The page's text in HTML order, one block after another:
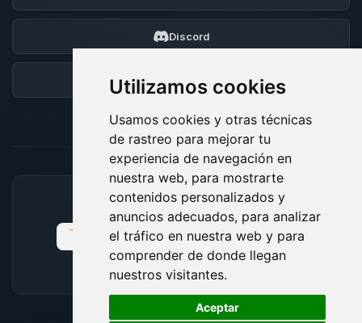
Utilizamos cookies
Usamos cookies y otras técnicas
de rastreo para mejorar tu
experiencia de navegación en
nuestra web, para mostrarte
contenidos personalizados y
anuncios adecuados, para analizar
el tráfico en nuestra web y para
comprender de donde llegan
nuestros visitantes.
Aceptar
Discord
Foro
MÉTODOS DE PAGO ACEPTADOS
🍪